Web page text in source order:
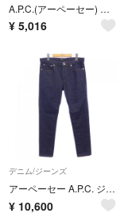
A.P.C.(アーペーセー) マカオ製 ボタンフライストレートデニムパンツ
¥ 5,016
デニム/ジーンズ
アーペーセー A.P.C. ジーンズ
¥ 10,600